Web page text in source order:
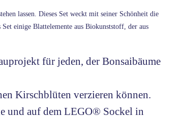
lassen. Dieses Set weckt mit seiner Schönheit die
einige Blattelemente aus Biokunststoff, der aus
für jeden, der Bonsaibäume
Kirschblüten verzieren können.
und auf dem LEGO® Sockel in